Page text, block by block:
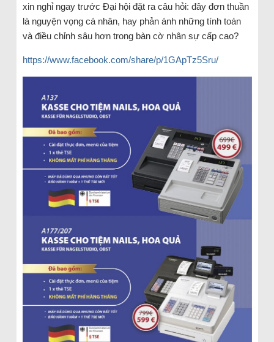
xin nghỉ ngay trước Đại hội đặt ra câu hỏi: đây đơn thuần
là nguyện vọng cá nhân, hay phản ánh những tính toán
và điều chỉnh sâu hơn trong bàn cờ nhân sự cấp cao?
https://www.facebook.com/share/p/1GApTz5Sru/